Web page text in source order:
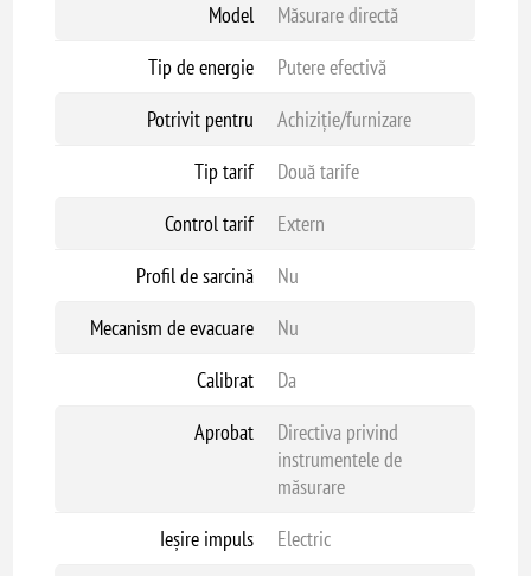
Model
Măsurare directă
Tip de energie
Putere efectivă
Potrivit pentru
Achiziție/furnizare
Tip tarif
Două tarife
Control tarif
Extern
Profil de sarcină
Nu
Mecanism de evacuare
Nu
Calibrat
Da
Aprobat
Directiva privind
instrumentele de
măsurare
Ieșire impuls
Electric